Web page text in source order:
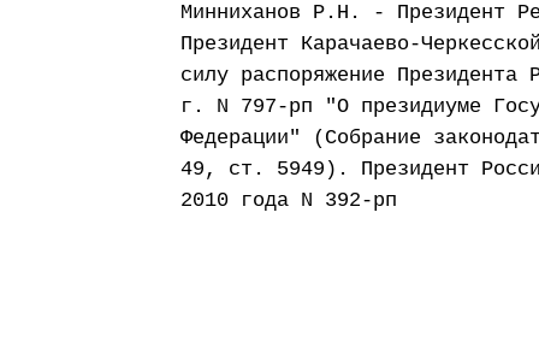
Минниханов Р.Н. - Президент
Президент Карачаево-
силу распоряжение Президента
г. N 797-рп "О президиуме
Федерации" (Собрание
49, ст. 5949). Президент
2010 года N 392-рп